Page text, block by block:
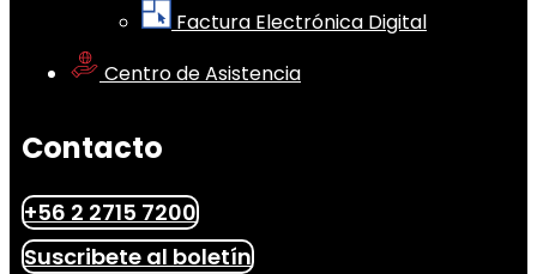
Factura Electrónica Digital
Centro de Asistencia
Contacto
+56 2 2715 7200
Suscribete al boletín